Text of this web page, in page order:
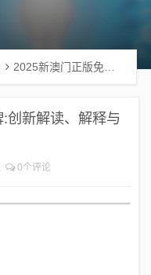
2025新澳门正版免费挂牌灯牌:创新解读、解释与落实,谨防欺诈的假承诺境
创新解读、解释与
0个评论